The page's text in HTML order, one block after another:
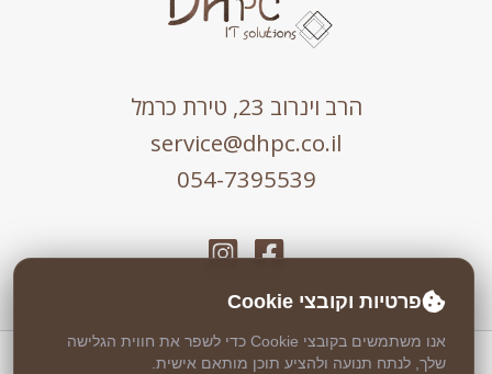
הרב וינרוב 23, טירת כרמל
service@dhpc.co.il
054-7395539
כל הזכויות שמורות © 2026 DHPC
פרטיות וקובצי Cookie
אנו משתמשים בקובצי Cookie כדי לשפר את חווית הגלישה
שלך, לנתח תנועה ולהציע תוכן מותאם אישית.